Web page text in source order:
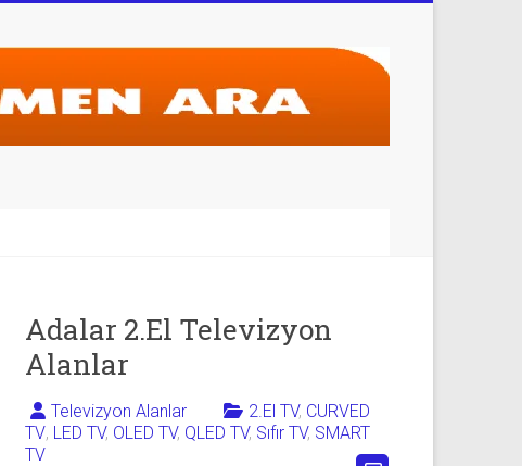
Adalar 2.El Televizyon
Alanlar
Televizyon Alanlar 2.El TV, CURVED
TV, LED TV, OLED TV, QLED TV, Sıfır TV, SMART
TV